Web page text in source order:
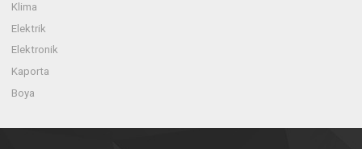
Klima
Elektrik
Elektronik
Kaporta
Boya